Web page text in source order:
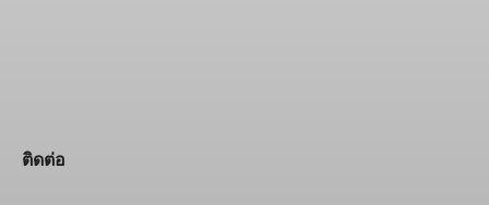
ติดต่อ